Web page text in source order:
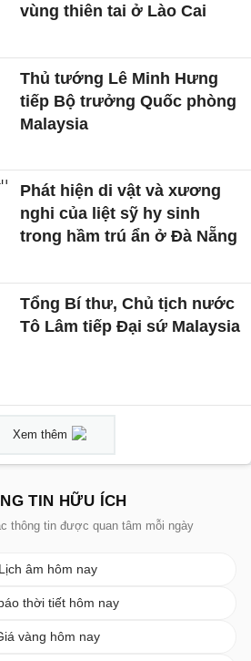
vùng thiên tai ở Lào Cai
Thủ tướng Lê Minh Hưng
tiếp Bộ trưởng Quốc phòng
Malaysia
Phát hiện di vật và xương
nghi của liệt sỹ hy sinh
trong hầm trú ẩn ở Đà Nẵng
Tổng Bí thư, Chủ tịch nước
Tô Lâm tiếp Đại sứ Malaysia
Xem thêm
TIN HỮU ÍCH
thông tin được quan tâm mỗi ngày
Lịch âm hôm nay
thời tiết hôm nay
vàng hôm nay